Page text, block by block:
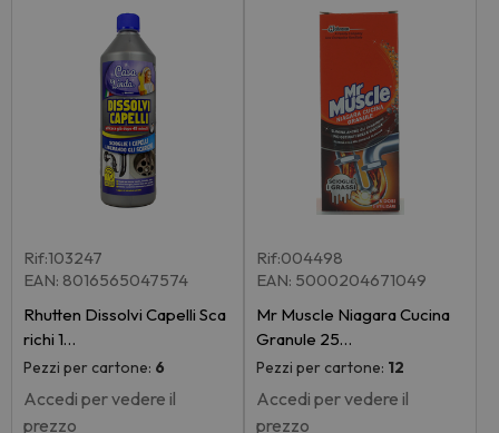
Rif:103247
EAN: 8016565047574
Rhutten Dissolvi Capelli Sca
richi 1…
Pezzi per cartone: 6
Accedi per vedere il
prezzo
Rif:004498
EAN: 5000204671049
Mr Muscle Niagara Cucina
Granule 25…
Pezzi per cartone: 12
Accedi per vedere il
prezzo